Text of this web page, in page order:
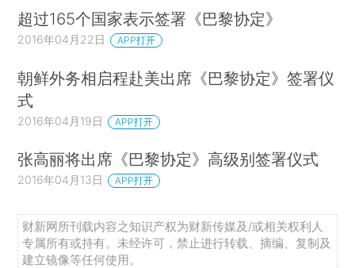
超过165个国家表示签署《巴黎协定》
2016年04月22日 APP打开
朝鲜外务相启程赴美出席《巴黎协定》签署仪
式
2016年04月19日 APP打开
张高丽将出席《巴黎协定》高级别签署仪式
2016年04月13日 APP打开
财新网所刊载内容之知识产权为财新传媒及/或相关权利人
专属所有或持有。未经许可，禁止进行转载、摘编、复制及
建立镜像等任何使用。